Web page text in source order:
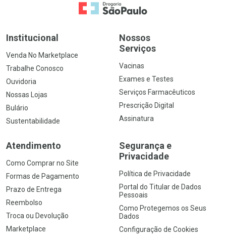
Ir para a Home
Institucional
Venda No Marketplace
Trabalhe Conosco
Ouvidoria
Nossas Lojas
Bulário
Sustentabilidade
Nossos
Serviços
Vacinas
Exames e Testes
Serviços Farmacêuticos
Prescrição Digital
Assinatura
Atendimento
Como Comprar no Site
Formas de Pagamento
Prazo de Entrega
Reembolso
Troca ou Devolução
Marketplace
Segurança e
Privacidade
Política de Privacidade
Portal do Titular de Dados
Pessoais
Como Protegemos os Seus
Dados
Configuração de Cookies